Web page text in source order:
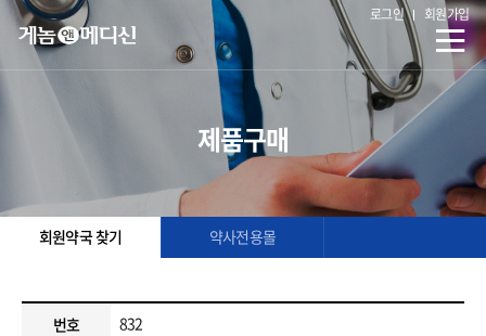
로그인 회원가입
제품구매
회원약국 찾기 약사전용몰
번호
832